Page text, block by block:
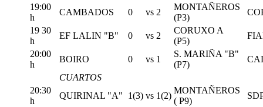
19:00
h
CAMBADOS 0 vs 2
MONTAÑEROS
(P3)
19 30
h
EF LALIN "B" 0 vs 2
CORUXO A
(P5)
20:00
h
BOIRO 0 vs 1
S. MARIÑA "B"
(P7)
CUARTOS
20:30
h
QUIRINAL "A" 1(3) vs 1(2)
MONTAÑEROS
( P9)